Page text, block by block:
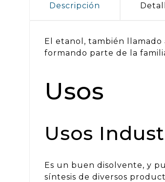
Descripción
El etanol, también
formando parte de la
Usos
Usos
Es un buen disolvente, y
síntesis de diversos